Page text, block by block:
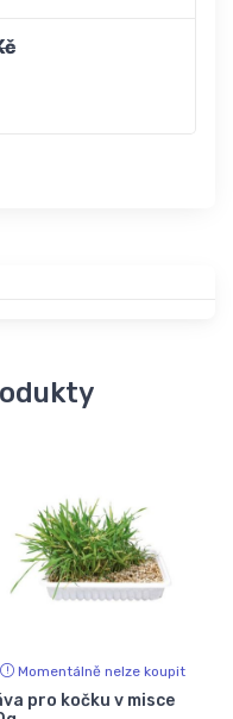
Momentálně nelze koupit
pro kočku v misce